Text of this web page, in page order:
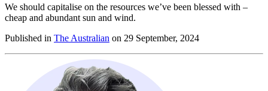
We should capitalise on the resources we’ve been blessed with –
cheap and abundant sun and wind. ​​​​‌ ‍ ​‍​‍‌‍ ‌ ​‍‌‍‍‌‌‍‌ ‌‍‍‌‌‍ ‍​‍​‍​ ‍‍​‍​‍‌ ​ ‌‍​‌‌‍ ‍‌‍‍‌‌ ‌​‌ ‍‌​‍ ‍‌‍‍‌‌‍ ​‍​‍​‍ ​​‍​‍‌‍‍​‌ ​‍‌‍‌‌‌‍‌‍​‍​‍​ ‍‍​‍​‍‌‍‍​‌ ‌​‌ ‌​‌ ​​​ ‍‍​‍ ​‍ ‌‍ ​‌‍ ‌‍​ ‌‍​‌‌‍ ​‌‍‍​‌‍ ‌ ​ ‌ ‌​​ ‍‍​ ​ ​ ​ ​ ​ ​ ​ ​‍ ‌‍‍‌‌‍ ‍‌ ‌​‌‍‌‌‌‍ ‍‌ ‌​​‍ ‌‍‌‌‌‍‌​‌‍‍‌‌ ‌​​‍ ‌‍ ‌‌‍ ‌‍‌​‌‍‌‌​ ‌‌ ​​‌ ​‍‌‍‌‌‌ ​ ‌‍‌‌‌‍ ‍‌ ‌​‌‍​‌‌ ‌​‌‍‍‌‌‍ ‌‍ ‍​ ‍ ‌‍‍‌‌‍‌​​ ‌​ ​​‌‍​‌​ ‌‍​ ‌‌​ ‍​​ ‌‍​ ​​‌‍​‌​‍ ‌‌‍‌‌​ ‌​​ ​​​ ‌​​‍ ‌​ ‌​​ ​ ​ ‍‌​ ‌​​‍ ‌‌‍​‍‌‍‌​‌‍​ ​ ‌ ​‍ ‌​ ​ ​ ​​​ ‍‌​ ‌ ​ ​‌​ ‌‌‌‍​‍​ ​‍‌‍​‌​ ​‍​ ‍‌​ ‍​​ ‍ ‌ ‌​‌ ‍‌‌ ​​‌‍‌‌​ ‌‌‍ ‍‌‍‌‌‌ ‌ ‌ ​ ​ ‍ ‌ ​​‌‍​‌‌ ‌​‌‍‍​​ ‌‌‍‌​‌‍‌‌‌ ​ ‌‍​ ‌ ​‍‌‍‍‌‌ ​​‌ ‌​‌‍‍‌‌‍ ‌‍ ‍​‍‌‌​ ‌‌‌​​‍‌‌ ‌‍‍ ‌‍‌‌‌ ‍‌​‍‌‌​ ​ ‌​‌​​‍‌‌​ ​ ‌​‌​​‍‌‌​ ​‍​ ​‍‌‍‌​‌‍​ ‌‍​ ‌‍​‍​ ​ ​ ‌​​ ​‌​ ​ ‌‍‌​‌‍​‍​ ​‌​ ‍​​‍‌‌​ ​‍​ ​‍​‍‌‌​ ‌‌‌​‌​​‍ ‍‌‍​ ‌‍‍​‌‍‍‌‌‍ ​‌‍‌​‌ ​‍‌‍‌‌‌‍ ‍​‍‌‌​ ‌‌‌​​‍‌‌ ‌‍‍ ‌‍‌‌‌ ‍‌​‍‌‌​ ​ ‌​‌​​‍‌‌​ ​ ‌​‌​​‍‌‌​ ​‍​ ​‍​ ‍​‌‍‌‍‌‍​ ​ ​ ​ ‌ ​ ‍‌‌‍‌​‌‍​ ‌‍‌‍‌‍‌​​ ‌ ​ ​‍​ ​​​‍‌‌​ ​‍​ ​‍​‍‌‌​ ‌‌‌​‌​​‍ ‍‌ ‌​‌‍‌‌‌ ‍​‌ ‌​​ ‌‍​‍‌‍​‌‌ ​ ‌‍‌‌‌‌‌‌‌ ​‍‌‍ ​​ ‌‌‍‍​‌ ‌​‌ ‌​‌ ​​​‍‌‌​ ​ ‌​​‌​‍‌‌​ ​‍‌​‌‍​‍‌‌​ ​‍‌​‌‍‌‍ ​‌‍ ‌‍​ ‌‍​‌‌‍ ​‌‍‍​‌‍ ‌ ​ ‌ ‌​​‍‌‌​ ​ ‌​​‌​ ​ ​ ​ ​ ​ ​ ​ ​‍‌‍‌‍‍‌‌‍‌​​ ‌​ ​​‌‍​‌​ ‌‍​ ‌‌​ ‍​​ ‌‍​ ​​‌‍​‌​‍ ‌‌‍‌‌​ ‌​​ ​​​ ‌​​‍ ‌​ ‌​​ ​ ​ ‍‌​ ‌​​‍ ‌‌‍​‍‌‍‌​‌‍​ ​ ‌ ​‍ ‌​ ​ ​ ​​​ ‍‌​ ‌ ​ ​‌​ ‌‌‌‍​‍​ ​‍‌‍​‌​ ​‍​ ‍‌​ ‍​​‍‌‍‌ ‌​‌ ‍‌‌ ​​‌‍‌‌​ ‌‌‍ ‍‌‍‌‌‌ ‌ ‌ ​ ​‍‌‍‌ ​​‌‍​‌‌ ‌​‌‍‍​​ ‌‌‍‌​‌‍‌‌‌ ​ ‌‍​ ‌ ​‍‌‍‍‌‌ ​​‌ ‌​‌‍‍‌‌‍ ‌‍ ‍​‍‌‌​ ‌‌‌​​‍‌‌ ‌‍‍ ‌‍‌‌‌ ‍‌​‍‌‌​ ​ ‌​‌​​‍‌‌​ ​ ‌​‌​​‍‌‌​ ​‍​ ​‍‌‍‌​‌‍​ ‌‍​ ‌‍​‍​ ​ ​ ‌​​ ​‌​ ​ ‌‍‌​‌‍​‍​ ​‌​ ‍​​‍‌‌​ ​‍​ ​‍​‍‌‌​ ‌‌‌​‌​​‍ ‍‌‍​ ‌‍‍​‌‍‍‌‌‍ ​‌‍‌​‌ ​‍‌‍‌‌‌‍ ‍​‍‌‌​ ‌‌‌​​‍‌‌ ‌‍‍ ‌‍‌‌‌ ‍‌​‍‌‌​ ​ ‌​‌​​‍‌‌​ ​ ‌​‌​​‍‌‌​ ​‍​ ​‍​ ‍​‌‍‌‍‌‍​ ​ ​ ​ ‌ ​ ‍‌‌‍‌​‌‍​ ‌‍‌‍‌‍‌​​ ‌ ​ ​‍​ ​​​‍‌‌​ ​‍​ ​‍​‍‌‌​ ‌‌‌​‌​​‍ ‍‌ ‌​‌‍‌‌‌ ‍​‌ ‌​​‍‌‍‌ ​​‌‍‌‌‌ ​‍‌ ​ ‌ ​​‌‍‌‌‌‍​ ‌ ‌​‌‍‍‌‌ ‌‍‌‍‌‌​ ‌‌ ​​‌ ‌‌‌‍​‍‌‍ ​‌‍‍‌‌ ​ ‌‍‍​‌‍‌‌‌‍‌​​‍​‍‌ ‌
Published in ​​​​‌ ‍ ​‍​‍‌‍ ‌ ​‍‌‍‍‌‌‍‌ ‌‍‍‌‌‍ ‍​‍​‍​ ‍‍​‍​‍‌ ​ ‌‍​‌‌‍ ‍‌‍‍‌‌ ‌​‌ ‍‌​‍ ‍‌‍‍‌‌‍ ​‍​‍​‍ ​​‍​‍‌‍‍​‌ ​‍‌‍‌‌‌‍‌‍​‍​‍​ ‍‍​‍​‍‌‍‍​‌ ‌​‌ ‌​‌ ​​​ ‍‍​‍ ​‍ ‌‍ ​‌‍ ‌‍​ ‌‍​‌‌‍ ​‌‍‍​‌‍ ‌ ​ ‌ ‌​​ ‍‍​ ​ ​ ​ ​ ​ ​ ​ ​‍ ‌‍‍‌‌‍ ‍‌ ‌​‌‍‌‌‌‍ ‍‌ ‌​​‍ ‌‍‌‌‌‍‌​‌‍‍‌‌ ‌​​‍ ‌‍ ‌‌‍ ‌‍‌​‌‍‌‌​ ‌‌ ​​‌ ​‍‌‍‌‌‌ ​ ‌‍‌‌‌‍ ‍‌ ‌​‌‍​‌‌ ‌​‌‍‍‌‌‍ ‌‍ ‍​ ‍ ‌‍‍‌‌‍‌​​ ‌​ ​​‌‍​‌​ ‌‍​ ‌‌​ ‍​​ ‌‍​ ​​‌‍​‌​‍ ‌‌‍‌‌​ ‌​​ ​​​ ‌​​‍ ‌​ ‌​​ ​ ​ ‍‌​ ‌​​‍ ‌‌‍​‍‌‍‌​‌‍​ ​ ‌ ​‍ ‌​ ​ ​ ​​​ ‍‌​ ‌ ​ ​‌​ ‌‌‌‍​‍​ ​‍‌‍​‌​ ​‍​ ‍‌​ ‍​​ ‍ ‌ ‌​‌ ‍‌‌ ​​‌‍‌‌​ ‌‌‍ ‍‌‍‌‌‌ ‌ ‌ ​ ​ ‍ ‌ ​​‌‍​‌‌ ‌​‌‍‍​​ ‌‌‍ ​‌‍ ‌‍​ ‌‍​‌‌ ‌​‌‍‍‌‌‍ ‌‍ ‍‌‌​‍‌‍‌‌‌‍‌‍‌‍‌‌‌ ​‍‌‍‌‌‌‍ ‍‌‍​ ‌‍‌‌​‍‌‌​ ‌‌‌​​‍‌‌ ‌‍‍ ‌‍‌‌‌ ‍‌​‍‌‌​ ​ ‌​‌​​‍‌‌​ ​ ‌​‌​​‍‌‌​ ​‍​ ​‍​ ‌ ​ ​​​ ‌‍​ ‌​​ ‌​​ ​‌​ ‍‌​ ‍‌‌‍‌​​ ‌‍‌‍​‌​ ​‌​‍‌‌​ ​‍​ ​‍​‍‌‌​ ‌‌‌​‌​​‍ ‍‌‍​ ‌‍‍​‌‍‍‌‌‍ ​‌‍‌​‌ ​‍‌‍‌‌‌‍ ‍​‍‌‌​ ‌‌‌​​‍‌‌ ‌‍‍ ‌‍‌‌‌ ‍‌​‍‌‌​ ​ ‌​‌​​‍‌‌​ ​ ‌​‌​​‍‌‌​ ​‍​ ​‍​ ‌ ​ ‌​​ ‌ ‌‍​‌‌‍​ ​ ‌​​ ‌‌​ ‌​‌‍​‌​ ‍​​ ‌‌‌‍‌‌​‍‌‌​ ​‍​ ​‍​‍‌‌​ ‌‌‌​‌​​‍ ‍‌ ‌​‌‍‌‌‌ ‍​‌ ‌​​ ‌‍​‍‌‍​‌‌ ​ ‌‍‌‌‌‌‌‌‌ ​‍‌‍ ​​ ‌‌‍‍​‌ ‌​‌ ‌​‌ ​​​‍‌‌​ ​ ‌​​‌​‍‌‌​ ​‍‌​‌‍​‍‌‌​ ​‍‌​‌‍‌‍ ​‌‍ ‌‍​ ‌‍​‌‌‍ ​‌‍‍​‌‍ ‌ ​ ‌ ‌​​‍‌‌​ ​ ‌​​‌​ ​ ​ ​ ​ ​ ​ ​ ​‍‌‍‌‍‍‌‌‍‌​​ ‌​ ​​‌‍​‌​ ‌‍​ ‌‌​ ‍​​ ‌‍​ ​​‌‍​‌​‍ ‌‌‍‌‌​ ‌​​ ​​​ ‌​​‍ ‌​ ‌​​ ​ ​ ‍‌​ ‌​​‍ ‌‌‍​‍‌‍‌​‌‍​ ​ ‌ ​‍ ‌​ ​ ​ ​​​ ‍‌​ ‌ ​ ​‌​ ‌‌‌‍​‍​ ​‍‌‍​‌​ ​‍​ ‍‌​ ‍​​‍‌‍‌ ‌​‌ ‍‌‌ ​​‌‍‌‌​ ‌‌‍ ‍‌‍‌‌‌ ‌ ‌ ​ ​‍‌‍‌ ​​‌‍​‌‌ ‌​‌‍‍​​ ‌‌‍ ​‌‍ ‌‍​ ‌‍​‌‌ ‌​‌‍‍‌‌‍ ‌‍ ‍‌‌​‍‌‍‌‌‌‍‌‍‌‍‌‌‌ ​‍‌‍‌‌‌‍ ‍‌‍​ ‌‍‌‌​‍‌‌​ ‌‌‌​​‍‌‌ ‌‍‍ ‌‍‌‌‌ ‍‌​‍‌‌​ ​ ‌​‌​​‍‌‌​ ​ ‌​‌​​‍‌‌​ ​‍​ ​‍​ ‌ ​ ​​​ ‌‍​ ‌​​ ‌​​ ​‌​ ‍‌​ ‍‌‌‍‌​​ ‌‍‌‍​‌​ ​‌​‍‌‌​ ​‍​ ​‍​‍‌‌​ ‌‌‌​‌​​‍ ‍‌‍​ ‌‍‍​‌‍‍‌‌‍ ​‌‍‌​‌ ​‍‌‍‌‌‌‍ ‍​‍‌‌​ ‌‌‌​​‍‌‌ ‌‍‍ ‌‍‌‌‌ ‍‌​‍‌‌​ ​ ‌​‌​​‍‌‌​ ​ ‌​‌​​‍‌‌​ ​‍​ ​‍​ ‌ ​ ‌​​ ‌ ‌‍​‌‌‍​ ​ ‌​​ ‌‌​ ‌​‌‍​‌​ ‍​​ ‌‌‌‍‌‌​‍‌‌​ ​‍​ ​‍​‍‌‌​ ‌‌‌​‌​​‍ ‍‌ ‌​‌‍‌‌‌ ‍​‌ ‌​​‍‌‍‌ ​​‌‍‌‌‌ ​‍‌ ​ ‌ ​​‌‍‌‌‌‍​ ‌ ‌​‌‍‍‌‌ ‌‍‌‍‌‌​ ‌‌ ​​‌ ‌‌‌‍​‍‌‍ ​‌‍‍‌‌ ​ ‌‍‍​‌‍‌‌‌‍‌​​‍​‍‌ ‌ The Australian​​​​‌ ‍ ​‍​‍‌‍ ‌ ​‍‌‍‍‌‌‍‌ ‌‍‍‌‌‍ ‍​‍​‍​ ‍‍​‍​‍‌ ​ ‌‍​‌‌‍ ‍‌‍‍‌‌ ‌​‌ ‍‌​‍ ‍‌‍‍‌‌‍ ​‍​‍​‍ ​​‍​‍‌‍‍​‌ ​‍‌‍‌‌‌‍‌‍​‍​‍​ ‍‍​‍​‍‌‍‍​‌ ‌​‌ ‌​‌ ​​​ ‍‍​‍ ​‍ ‌‍ ​‌‍ ‌‍​ ‌‍​‌‌‍ ​‌‍‍​‌‍ ‌ ​ ‌ ‌​​ ‍‍​ ​ ​ ​ ​ ​ ​ ​ ​‍ ‌‍‍‌‌‍ ‍‌ ‌​‌‍‌‌‌‍ ‍‌ ‌​​‍ ‌‍‌‌‌‍‌​‌‍‍‌‌ ‌​​‍ ‌‍ ‌‌‍ ‌‍‌​‌‍‌‌​ ‌‌ ​​‌ ​‍‌‍‌‌‌ ​ ‌‍‌‌‌‍ ‍‌ ‌​‌‍​‌‌ ‌​‌‍‍‌‌‍ ‌‍ ‍​ ‍ ‌‍‍‌‌‍‌​​ ‌​ ​​‌‍​‌​ ‌‍​ ‌‌​ ‍​​ ‌‍​ ​​‌‍​‌​‍ ‌‌‍‌‌​ ‌​​ ​​​ ‌​​‍ ‌​ ‌​​ ​ ​ ‍‌​ ‌​​‍ ‌‌‍​‍‌‍‌​‌‍​ ​ ‌ ​‍ ‌​ ​ ​ ​​​ ‍‌​ ‌ ​ ​‌​ ‌‌‌‍​‍​ ​‍‌‍​‌​ ​‍​ ‍‌​ ‍​​ ‍ ‌ ‌​‌ ‍‌‌ ​​‌‍‌‌​ ‌‌‍ ‍‌‍‌‌‌ ‌ ‌ ​ ​ ‍ ‌ ​​‌‍​‌‌ ‌​‌‍‍​​ ‌‌‍ ​‌‍ ‌‍​ ‌‍​‌‌ ‌​‌‍‍‌‌‍ ‌‍ ‍‌‌​‍‌‍‌‌‌‍‌‍‌‍‌‌‌ ​‍‌‍‌‌‌‍ ‍‌‍​ ‌‍‌‌​‍‌‌​ ‌‌‌​​‍‌‌ ‌‍‍ ‌‍‌‌‌ ‍‌​‍‌‌​ ​ ‌​‌​​‍‌‌​ ​ ‌​‌​​‍‌‌​ ​‍​ ​‍​ ‌ ​ ​​​ ‌‍​ ‌​​ ‌​​ ​‌​ ‍‌​ ‍‌‌‍‌​​ ‌‍‌‍​‌​ ​‌​‍‌‌​ ​‍​ ​‍​‍‌‌​ ‌‌‌​‌​​‍ ‍‌‍​ ‌‍‍​‌‍‍‌‌‍ ​‌‍‌​‌ ​‍‌‍‌‌‌‍ ‍​‍‌‌​ ‌‌‌​​‍‌‌ ‌‍‍ ‌‍‌‌‌ ‍‌​‍‌‌​ ​ ‌​‌​​‍‌‌​ ​ ‌​‌​​‍‌‌​ ​‍​ ​‍​ ​​​ ‌‍​ ​‍​ ​ ​ ‌‌​ ‍​​ ‌‌​ ‌ ​ ‍​​ ‌‌​ ‍​​ ‍‌​‍‌‌​ ​‍​ ​‍​‍‌‌​ ‌‌‌​‌​​‍ ‍‌ ‌​‌‍‌‌‌ ‍​‌ ‌​​ ‌‍​‍‌‍​‌‌ ​ ‌‍‌‌‌‌‌‌‌ ​‍‌‍ ​​ ‌‌‍‍​‌ ‌​‌ ‌​‌ ​​​‍‌‌​ ​ ‌​​‌​‍‌‌​ ​‍‌​‌‍​‍‌‌​ ​‍‌​‌‍‌‍ ​‌‍ ‌‍​ ‌‍​‌‌‍ ​‌‍‍​‌‍ ‌ ​ ‌ ‌​​‍‌‌​ ​ ‌​​‌​ ​ ​ ​ ​ ​ ​ ​ ​‍‌‍‌‍‍‌‌‍‌​​ ‌​ ​​‌‍​‌​ ‌‍​ ‌‌​ ‍​​ ‌‍​ ​​‌‍​‌​‍ ‌‌‍‌‌​ ‌​​ ​​​ ‌​​‍ ‌​ ‌​​ ​ ​ ‍‌​ ‌​​‍ ‌‌‍​‍‌‍‌​‌‍​ ​ ‌ ​‍ ‌​ ​ ​ ​​​ ‍‌​ ‌ ​ ​‌​ ‌‌‌‍​‍​ ​‍‌‍​‌​ ​‍​ ‍‌​ ‍​​‍‌‍‌ ‌​‌ ‍‌‌ ​​‌‍‌‌​ ‌‌‍ ‍‌‍‌‌‌ ‌ ‌ ​ ​‍‌‍‌ ​​‌‍​‌‌ ‌​‌‍‍​​ ‌‌‍ ​‌‍ ‌‍​ ‌‍​‌‌ ‌​‌‍‍‌‌‍ ‌‍ ‍‌‌​‍‌‍‌‌‌‍‌‍‌‍‌‌‌ ​‍‌‍‌‌‌‍ ‍‌‍​ ‌‍‌‌​‍‌‌​ ‌‌‌​​‍‌‌ ‌‍‍ ‌‍‌‌‌ ‍‌​‍‌‌​ ​ ‌​‌​​‍‌‌​ ​ ‌​‌​​‍‌‌​ ​‍​ ​‍​ ‌ ​ ​​​ ‌‍​ ‌​​ ‌​​ ​‌​ ‍‌​ ‍‌‌‍‌​​ ‌‍‌‍​‌​ ​‌​‍‌‌​ ​‍​ ​‍​‍‌‌​ ‌‌‌​‌​​‍ ‍‌‍​ ‌‍‍​‌‍‍‌‌‍ ​‌‍‌​‌ ​‍‌‍‌‌‌‍ ‍​‍‌‌​ ‌‌‌​​‍‌‌ ‌‍‍ ‌‍‌‌‌ ‍‌​‍‌‌​ ​ ‌​‌​​‍‌‌​ ​ ‌​‌​​‍‌‌​ ​‍​ ​‍​ ​​​ ‌‍​ ​‍​ ​ ​ ‌‌​ ‍​​ ‌‌​ ‌ ​ ‍​​ ‌‌​ ‍​​ ‍‌​‍‌‌​ ​‍​ ​‍​‍‌‌​ ‌‌‌​‌​​‍ ‍‌ ‌​‌‍‌‌‌ ‍​‌ ‌​​‍‌‍‌ ​​‌‍‌‌‌ ​‍‌ ​ ‌ ​​‌‍‌‌‌‍​ ‌ ‌​‌‍‍‌‌ ‌‍‌‍‌‌​ ‌‌ ​​‌ ‌‌‌‍​‍‌‍ ​‌‍‍‌‌ ​ ‌‍‍​‌‍‌‌‌‍‌​​‍​‍‌ ‌ on 29 September, 2024​​​​‌ ‍ ​‍​‍‌‍ ‌ ​‍‌‍‍‌‌‍‌ ‌‍‍‌‌‍ ‍​‍​‍​ ‍‍​‍​‍‌ ​ ‌‍​‌‌‍ ‍‌‍‍‌‌ ‌​‌ ‍‌​‍ ‍‌‍‍‌‌‍ ​‍​‍​‍ ​​‍​‍‌‍‍​‌ ​‍‌‍‌‌‌‍‌‍​‍​‍​ ‍‍​‍​‍‌‍‍​‌ ‌​‌ ‌​‌ ​​​ ‍‍​‍ ​‍ ‌‍ ​‌‍ ‌‍​ ‌‍​‌‌‍ ​‌‍‍​‌‍ ‌ ​ ‌ ‌​​ ‍‍​ ​ ​ ​ ​ ​ ​ ​ ​‍ ‌‍‍‌‌‍ ‍‌ ‌​‌‍‌‌‌‍ ‍‌ ‌​​‍ ‌‍‌‌‌‍‌​‌‍‍‌‌ ‌​​‍ ‌‍ ‌‌‍ ‌‍‌​‌‍‌‌​ ‌‌ ​​‌ ​‍‌‍‌‌‌ ​ ‌‍‌‌‌‍ ‍‌ ‌​‌‍​‌‌ ‌​‌‍‍‌‌‍ ‌‍ ‍​ ‍ ‌‍‍‌‌‍‌​​ ‌​ ​​‌‍​‌​ ‌‍​ ‌‌​ ‍​​ ‌‍​ ​​‌‍​‌​‍ ‌‌‍‌‌​ ‌​​ ​​​ ‌​​‍ ‌​ ‌​​ ​ ​ ‍‌​ ‌​​‍ ‌‌‍​‍‌‍‌​‌‍​ ​ ‌ ​‍ ‌​ ​ ​ ​​​ ‍‌​ ‌ ​ ​‌​ ‌‌‌‍​‍​ ​‍‌‍​‌​ ​‍​ ‍‌​ ‍​​ ‍ ‌ ‌​‌ ‍‌‌ ​​‌‍‌‌​ ‌‌‍ ‍‌‍‌‌‌ ‌ ‌ ​ ​ ‍ ‌ ​​‌‍​‌‌ ‌​‌‍‍​​ ‌‌‍ ​‌‍ ‌‍​ ‌‍​‌‌ ‌​‌‍‍‌‌‍ ‌‍ ‍‌‌​‍‌‍‌‌‌‍‌‍‌‍‌‌‌ ​‍‌‍‌‌‌‍ ‍‌‍​ ‌‍‌‌​‍‌‌​ ‌‌‌​​‍‌‌ ‌‍‍ ‌‍‌‌‌ ‍‌​‍‌‌​ ​ ‌​‌​​‍‌‌​ ​ ‌​‌​​‍‌‌​ ​‍​ ​‍​ ‌ ​ ​​​ ‌‍​ ‌​​ ‌​​ ​‌​ ‍‌​ ‍‌‌‍‌​​ ‌‍‌‍​‌​ ​‌​‍‌‌​ ​‍​ ​‍​‍‌‌​ ‌‌‌​‌​​‍ ‍‌‍​ ‌‍‍​‌‍‍‌‌‍ ​‌‍‌​‌ ​‍‌‍‌‌‌‍ ‍​‍‌‌​ ‌‌‌​​‍‌‌ ‌‍‍ ‌‍‌‌‌ ‍‌​‍‌‌​ ​ ‌​‌​​‍‌‌​ ​ ‌​‌​​‍‌‌​ ​‍​ ​‍​ ‌‌‌‍​‍‌‍​‍​ ​ ​ ‌‌‌‍​‌‌‍‌‌​ ‍​​ ​‌​ ‍‌‌‍‌‍​ ​ ​‍‌‌​ ​‍​ ​‍​‍‌‌​ ‌‌‌​‌​​‍ ‍‌ ‌​‌‍‌‌‌ ‍​‌ ‌​​ ‌‍​‍‌‍​‌‌ ​ ‌‍‌‌‌‌‌‌‌ ​‍‌‍ ​​ ‌‌‍‍​‌ ‌​‌ ‌​‌ ​​​‍‌‌​ ​ ‌​​‌​‍‌‌​ ​‍‌​‌‍​‍‌‌​ ​‍‌​‌‍‌‍ ​‌‍ ‌‍​ ‌‍​‌‌‍ ​‌‍‍​‌‍ ‌ ​ ‌ ‌​​‍‌‌​ ​ ‌​​‌​ ​ ​ ​ ​ ​ ​ ​ ​‍‌‍‌‍‍‌‌‍‌​​ ‌​ ​​‌‍​‌​ ‌‍​ ‌‌​ ‍​​ ‌‍​ ​​‌‍​‌​‍ ‌‌‍‌‌​ ‌​​ ​​​ ‌​​‍ ‌​ ‌​​ ​ ​ ‍‌​ ‌​​‍ ‌‌‍​‍‌‍‌​‌‍​ ​ ‌ ​‍ ‌​ ​ ​ ​​​ ‍‌​ ‌ ​ ​‌​ ‌‌‌‍​‍​ ​‍‌‍​‌​ ​‍​ ‍‌​ ‍​​‍‌‍‌ ‌​‌ ‍‌‌ ​​‌‍‌‌​ ‌‌‍ ‍‌‍‌‌‌ ‌ ‌ ​ ​‍‌‍‌ ​​‌‍​‌‌ ‌​‌‍‍​​ ‌‌‍ ​‌‍ ‌‍​ ‌‍​‌‌ ‌​‌‍‍‌‌‍ ‌‍ ‍‌‌​‍‌‍‌‌‌‍‌‍‌‍‌‌‌ ​‍‌‍‌‌‌‍ ‍‌‍​ ‌‍‌‌​‍‌‌​ ‌‌‌​​‍‌‌ ‌‍‍ ‌‍‌‌‌ ‍‌​‍‌‌​ ​ ‌​‌​​‍‌‌​ ​ ‌​‌​​‍‌‌​ ​‍​ ​‍​ ‌ ​ ​​​ ‌‍​ ‌​​ ‌​​ ​‌​ ‍‌​ ‍‌‌‍‌​​ ‌‍‌‍​‌​ ​‌​‍‌‌​ ​‍​ ​‍​‍‌‌​ ‌‌‌​‌​​‍ ‍‌‍​ ‌‍‍​‌‍‍‌‌‍ ​‌‍‌​‌ ​‍‌‍‌‌‌‍ ‍​‍‌‌​ ‌‌‌​​‍‌‌ ‌‍‍ ‌‍‌‌‌ ‍‌​‍‌‌​ ​ ‌​‌​​‍‌‌​ ​ ‌​‌​​‍‌‌​ ​‍​ ​‍​ ‌‌‌‍​‍‌‍​‍​ ​ ​ ‌‌‌‍​‌‌‍‌‌​ ‍​​ ​‌​ ‍‌‌‍‌‍​ ​ ​‍‌‌​ ​‍​ ​‍​‍‌‌​ ‌‌‌​‌​​‍ ‍‌ ‌​‌‍‌‌‌ ‍​‌ ‌​​‍‌‍‌ ​​‌‍‌‌‌ ​‍‌ ​ ‌ ​​‌‍‌‌‌‍​ ‌ ‌​‌‍‍‌‌ ‌‍‌‍‌‌​ ‌‌ ​​‌ ‌‌‌‍​‍‌‍ ​‌‍‍‌‌ ​ ‌‍‍​‌‍‌‌‌‍‌​​‍​‍‌ ‌